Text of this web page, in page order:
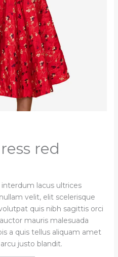
red
lacus ultrices
velit, elit scelerisque
quis nibh sagittis orci
mauris malesuada
a quis tellus aliquam amet
justo blandit.